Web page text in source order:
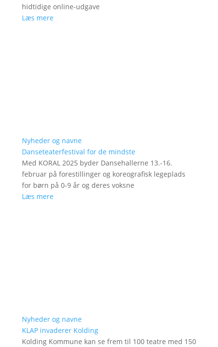
hidtidige online-udgave
Læs mere
Nyheder og navne
Danseteaterfestival for de mindste
Med KORAL 2025 byder Dansehallerne 13.-16.
februar på forestillinger og koreografisk legeplads
for børn på 0-9 år og deres voksne
Læs mere
Nyheder og navne
KLAP invaderer Kolding
Kolding Kommune kan se frem til 100 teatre med 150